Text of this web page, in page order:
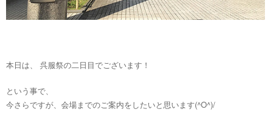
本日は、 呉服祭の二日目でございます！
という事で、
今さらですが、会場までのご案内をしたいと思います(^O^)/